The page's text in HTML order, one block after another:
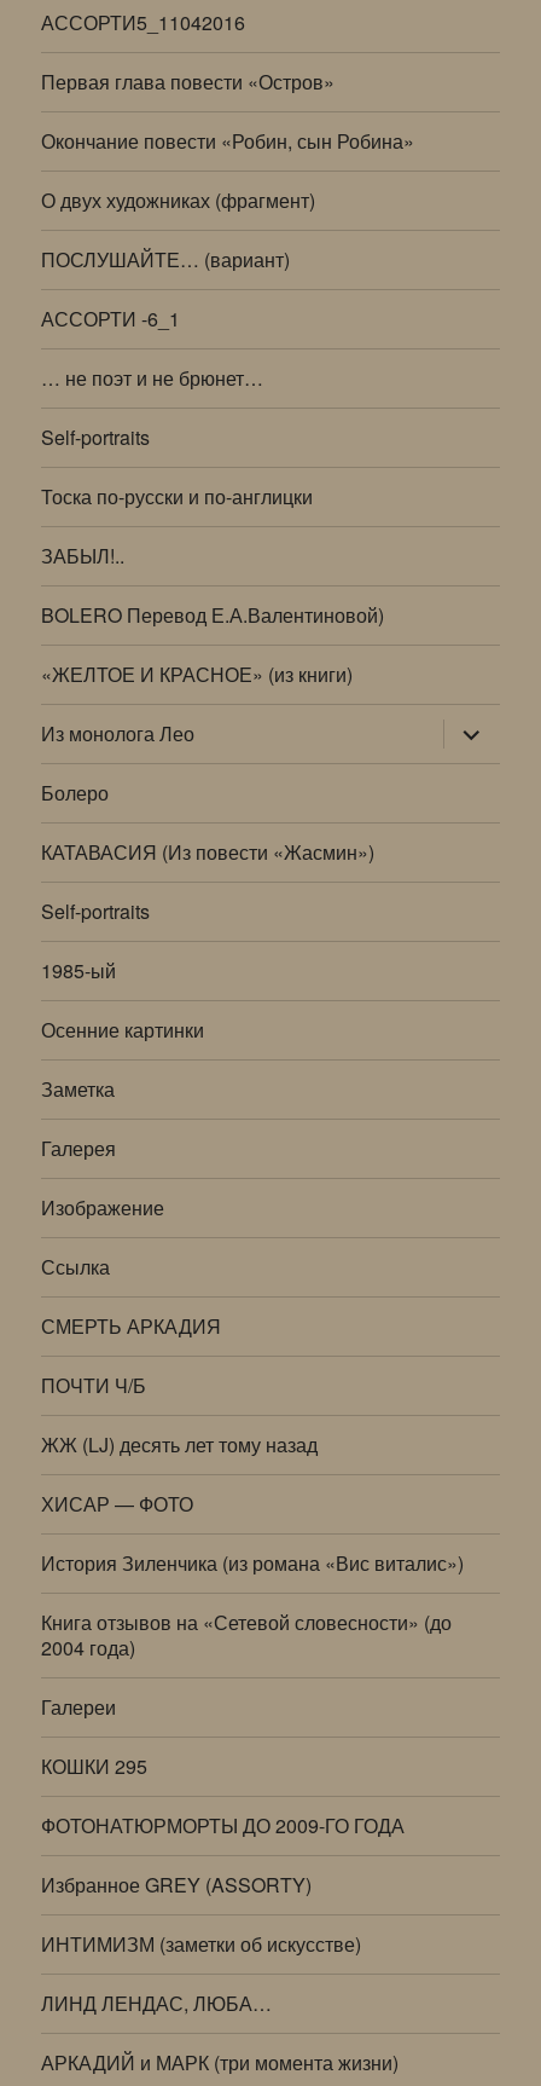
АССОРТИ5_11042016
Первая глава повести «Остров»
Окончание повести «Робин, сын Робина»
О двух художниках (фрагмент)
ПОСЛУШАЙТЕ… (вариант)
АССОРТИ -6_1
… не поэт и не брюнет…
Self-portraits
Тоска по-русски и по-англицки
ЗАБЫЛ!..
BOLERO Перевод Е.А.Валентиновой)
«ЖЕЛТОЕ И КРАСНОЕ» (из книги)
Из монолога Лео раскрыть
дочернее
меню
Болеро
КАТАВАСИЯ (Из повести «Жасмин»)
Self-portraits
1985-ый
Осенние картинки
Заметка
Галерея
Изображение
Ссылка
СМЕРТЬ АРКАДИЯ
ПОЧТИ Ч/Б
ЖЖ (LJ) десять лет тому назад
ХИСАР — ФОТО
История Зиленчика (из романа «Вис виталис»)
Книга отзывов на «Сетевой словесности» (до
2004 года)
Галереи
КОШКИ 295
ФОТОНАТЮРМОРТЫ ДО 2009-ГО ГОДА
Избранное GREY (ASSORTY)
ИНТИМИЗМ (заметки об искусстве)
ЛИНД ЛЕНДАС, ЛЮБА…
АРКАДИЙ и МАРК (три момента жизни)